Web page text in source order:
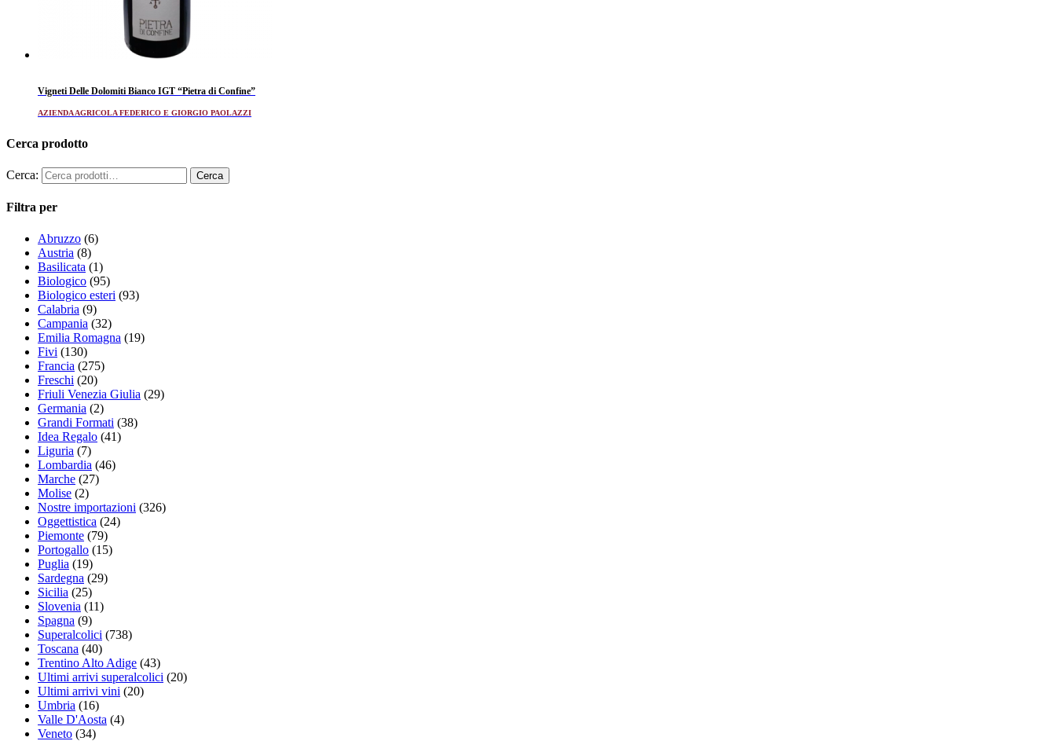
Vigneti Delle Dolomiti Bianco IGT “Pietra di Confine”
AZIENDA AGRICOLA FEDERICO E GIORGIO PAOLAZZI
Cerca prodotto
Cerca:
Filtra per
Abruzzo (6)
Austria (8)
Basilicata (1)
Biologico (95)
Biologico esteri (93)
Calabria (9)
Campania (32)
Emilia Romagna (19)
Fivi (130)
Francia (275)
Freschi (20)
Friuli Venezia Giulia (29)
Germania (2)
Grandi Formati (38)
Idea Regalo (41)
Liguria (7)
Lombardia (46)
Marche (27)
Molise (2)
Nostre importazioni (326)
Oggettistica (24)
Piemonte (79)
Portogallo (15)
Puglia (19)
Sardegna (29)
Sicilia (25)
Slovenia (11)
Spagna (9)
Superalcolici (738)
Toscana (40)
Trentino Alto Adige (43)
Ultimi arrivi superalcolici (20)
Ultimi arrivi vini (20)
Umbria (16)
Valle D'Aosta (4)
Veneto (34)